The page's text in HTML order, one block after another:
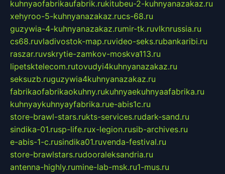
kuhnyaofabrikaufabrik.rukitubeu-2-kuhnyanazakaz.ru
xehyroo-5-kuhnyanazakaz.rucs-68.ru
guzywia-4-kuhnyanazakaz.rumir-tk.ruvlknrussia.ru
cs68.ruvladivostok-map.ruvideo-seks.rubankaribi.ru
raszar.ruvskrytie-zamkov-moskva113.ru
lipetsktelecom.rutovudyi4kuhnyanazakaz.ru
seksuzb.ruguzywia4kuhnyanazakaz.ru
fabrikaofabrikaokuhny.rukuhnyaekuhnyaafabrika.ru
kuhnyaykuhnyayfabrika.rue-abis1c.ru
store-brawl-stars.rukts-services.rudark-sand.ru
sindika-01.rusp-life.rux-legion.rusib-archives.ru
e-abis-1-c.rusindika01.ruvenda-festival.ru
store-brawlstars.rudooraleksandria.ru
antenna-highly.rumine-lab-msk.ru1-mus.ru